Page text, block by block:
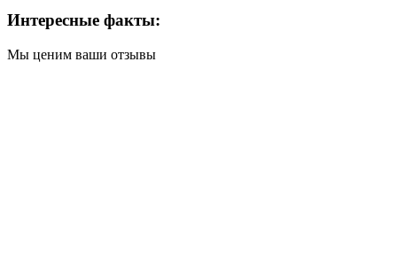
Интересные факты:
Мы ценим ваши отзывы